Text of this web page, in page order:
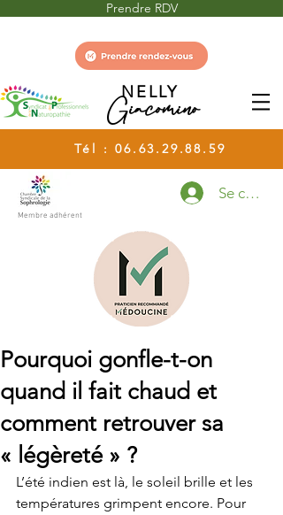
Prendre RDV
NELLY
Giacomino
Tél : 06.63.29.88.59
Se
Membre adhérent
Pourquoi gonfle-t-on
quand il fait chaud et
comment retrouver sa
« légèreté » ?
L’été indien est là, le soleil brille et les
températures grimpent encore. Pour